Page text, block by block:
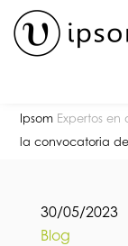
Skip
content
Ipsom Expertos
la convocatoria
30/05/2023
Blog